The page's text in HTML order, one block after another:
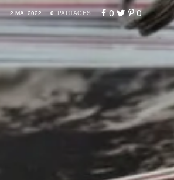
2 MAI 2022 0 PARTAGES 0 0